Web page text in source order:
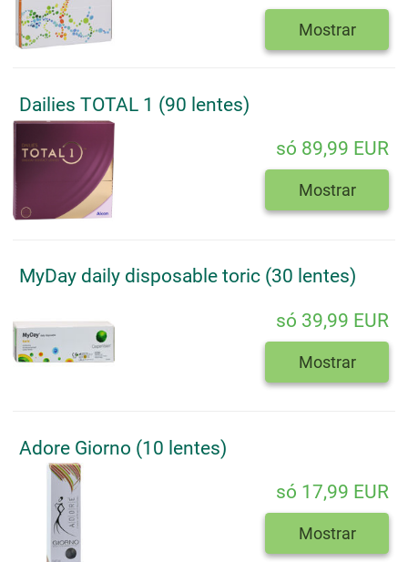
Mostrar
Dailies TOTAL 1 (90 lentes)
só 89,99 EUR
Mostrar
MyDay daily disposable toric (30 lentes)
só 39,99 EUR
Mostrar
Adore Giorno (10 lentes)
só 17,99 EUR
Mostrar